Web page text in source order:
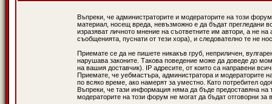
Въпреки, че администраторите и модераторите на този
материал, носещ вреда, невъзможно е да бъдат прегледани
изразяват личното мнение на съответните им автори, а не
съобщенията, пуснати от тези хора), и следователно те не
Приемате се да не пишете никакъв груб, неприличен,
нарушава законите. Такова поведение може да доведе до
на вашия доставчик). IP адресите, от които са направени
Приемате, че уебмастъра, администратора и модераторите
по всяко време, ако намерят за уместно. Като потребител
Въпреки, че тази информация няма да бъде предоставяна
модераторите на този форум не могат да бъдат отговорни за